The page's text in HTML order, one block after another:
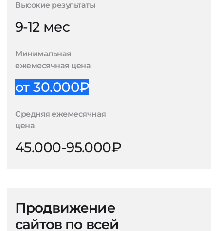
Высокие результаты
9-12 мес
Минимальная
ежемесячная цена
от 30.000₽
Средняя ежемесячная
цена
45.000-95.000₽
Продвижение
сайтов по всей